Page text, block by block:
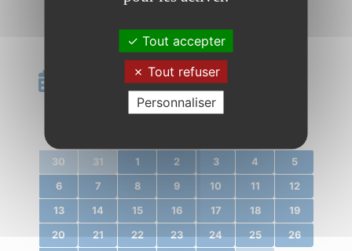
Calendrier
janvier 2020
30 31 1 2 3 4 5
6 7 8 9 10 11 12
13 14 15 16 17 18 19
20 21 22 23 24 25 26
Tout accepter
Tout refuser
Personnaliser